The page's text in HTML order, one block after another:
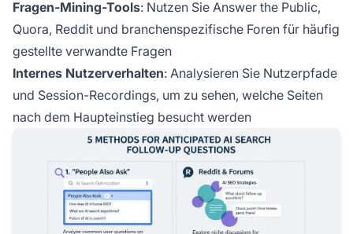
Fragen-Mining-Tools: Nutzen Sie Answer the Public,
Quora, Reddit und branchenspezifische Foren für häufig
gestellte verwandte Fragen
Internes Nutzerverhalten: Analysieren Sie Nutzerpfade
und Session-Recordings, um zu sehen, welche Seiten
nach dem Haupteinstieg besucht werden